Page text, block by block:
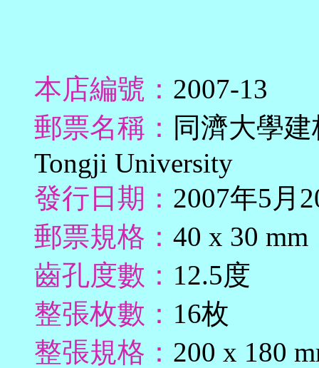
本店編號： 2007-13
郵票名稱： 同濟大學建
Tongji University
發行日期： 2007年5月
郵票規格： 40 x 30 mm
齒孔度數： 12.5度
整張枚數： 16枚
整張規格： 200 x 180